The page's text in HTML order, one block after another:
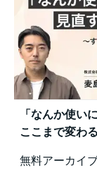
「なんか使い
ここまで変わ
無料アーカイ